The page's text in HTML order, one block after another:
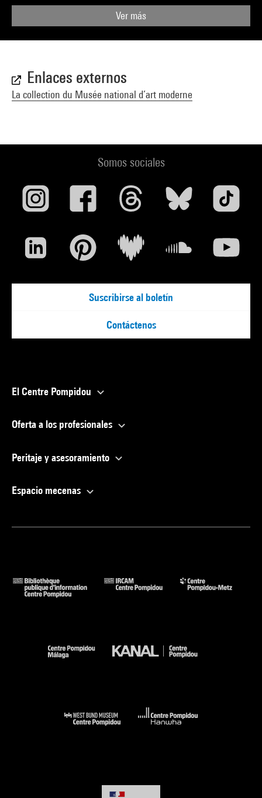
Ver más
Enlaces externos
La collection du Musée national d’art moderne
Somos sociales
Suscribirse al boletín
Contáctenos
El Centre Pompidou
Oferta a los profesionales
Peritaje y asesoramiento
Espacio mecenas